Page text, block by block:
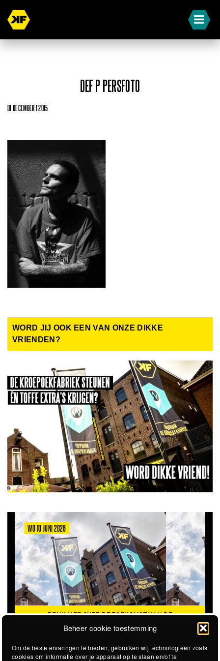
Beheer cookie toestemming
Om de beste ervaringen te bieden, gebruiken wij technologieën zoals
cookies om informatie over je apparaat op te slaan en/of te
DEF P PERSFOTO
DI DECEMBER 1 2015
WORD JIJ OOK EEN VAN ONZE DIKKE
VRIENDEN?
WO 10 JUNI 2026
DENK MEE OVER DE TOEKOMST VAN DE
KROEPOEKFABRIEK